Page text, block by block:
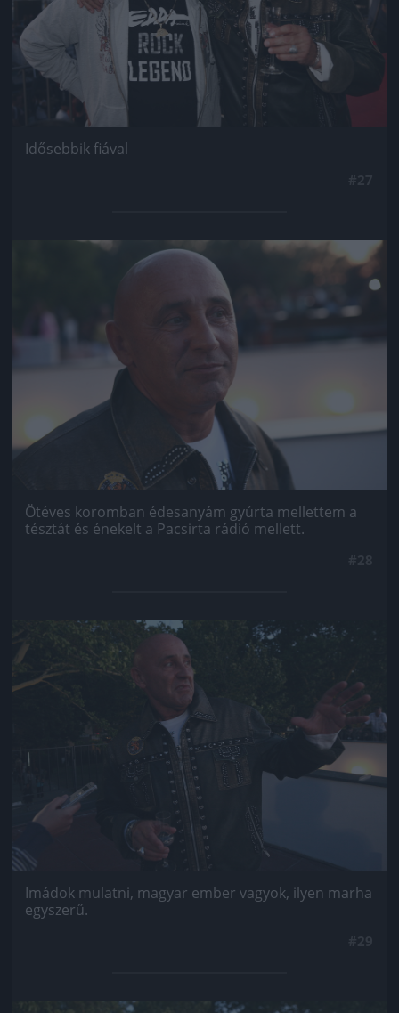
Idősebbik fiával
Jön még kép!
Ötéves koromban édesanyám gyúrta mellettem a
tésztát és énekelt a Pacsirta rádió mellett.
Jön még kép!
Imádok mulatni, magyar ember vagyok, ilyen marha
egyszerű.